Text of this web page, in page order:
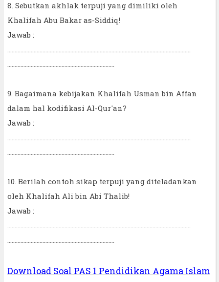
8. Sebutkan akhlak terpuji yang dimiliki oleh
Khalifah Abu Bakar as-Siddiq!
Jawab :
……………………………………………………………………………………………………………..
……………………………………………………………….
9. Bagaimana kebijakan Khalifah Usman bin Affan
dalam hal kodifikasi Al-Qur'an?
Jawab :
……………………………………………………………………………………………………………..
……………………………………………………………….
10. Berilah contoh sikap terpuji yang diteladankan
oleh Khalifah Ali bin Abi Thalib!
Jawab :
……………………………………………………………………………………………………………..
……………………………………………………………….
Download Soal PAS 1 Pendidikan Agama Islam